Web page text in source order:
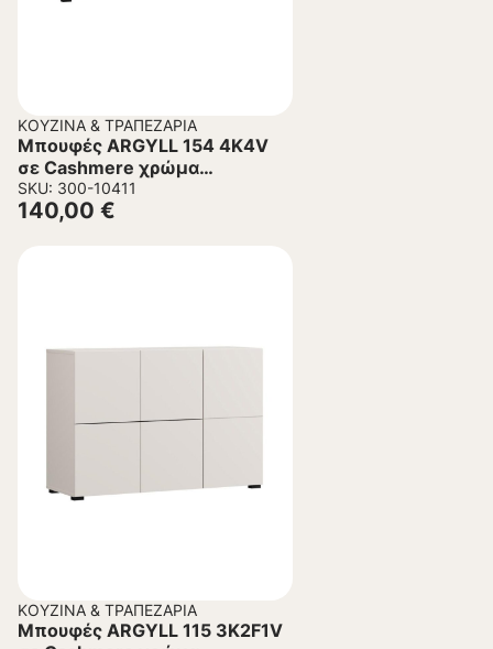
ΚΟΥΖΊΝΑ & ΤΡΑΠΕΖΑΡΊΑ
Μπουφές ARGYLL 154 4K4V
σε Cashmere χρώμα
155x40x79εκ
SKU: 300-10411
140,00 €
ΚΟΥΖΊΝΑ & ΤΡΑΠΕΖΑΡΊΑ
Μπουφές ARGYLL 115 3K2F1V